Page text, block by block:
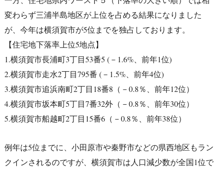
変わらず三浦半島地区が上位を占める結果になりました
が、今年は横須賀市が5位までを独占しております。
【住宅地下落率上位5地点】
1.横須賀市長浦町3丁目53番5 (－1.6%、前年1位)
2.横須賀市走水2丁目795番 (－1.5%、前年4位)
3.横須賀市追浜南町2丁目18番8（－0.8％、前年12位）
4.横須賀市坂本町5丁目7番32外（－0.8％、前年30位）
5.横須賀市船越町2丁目15番6（－0.8％、前年38位）
例年は5位までに、小田原市や秦野市などの県西地区もラン
クインされるのですが、横須賀市は人口減少数が全国1位で